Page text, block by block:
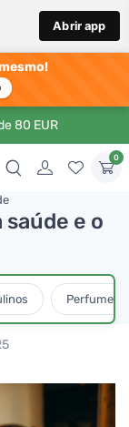
Abrir app
80 EUR
0
e o
Perfumes